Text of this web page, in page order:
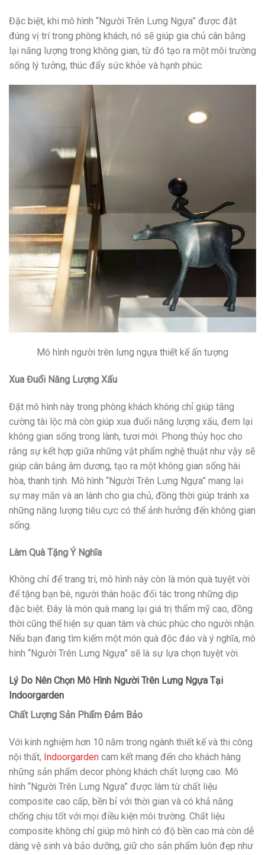
Đặc biệt, khi mô hình “Người Trên Lưng Ngựa” được đặt
đúng vị trí trong phòng khách, nó sẽ giúp gia chủ cân bằng
lại năng lượng trong không gian, từ đó tạo ra một môi trường
sống lý tưởng, thúc đẩy sức khỏe và hạnh phúc.
Mô hình người trên lưng ngựa thiết kế ấn tượng
Xua Đuổi Năng Lượng Xấu
Đặt mô hình này trong phòng khách không chỉ giúp tăng
cường tài lộc mà còn giúp xua đuổi năng lượng xấu, đem lại
không gian sống trong lành, tươi mới. Phong thủy học cho
rằng sự kết hợp giữa những vật phẩm nghệ thuật như vậy sẽ
giúp cân bằng âm dương, tạo ra một không gian sống hài
hòa, thanh tịnh. Mô hình “Người Trên Lưng Ngựa” mang lại
sự may mắn và an lành cho gia chủ, đồng thời giúp tránh xa
những năng lượng tiêu cực có thể ảnh hưởng đến không gian
sống.
Làm Quà Tặng Ý Nghĩa
Không chỉ để trang trí, mô hình này còn là món quà tuyệt vời
để tặng bạn bè, người thân hoặc đối tác trong những dịp
đặc biệt. Đây là món quà mang lại giá trị thẩm mỹ cao, đồng
thời cũng thể hiện sự quan tâm và chúc phúc cho người nhận.
Nếu bạn đang tìm kiếm một món quà độc đáo và ý nghĩa, mô
hình “Người Trên Lưng Ngựa” sẽ là sự lựa chọn tuyệt vời.
Lý Do Nên Chọn Mô Hình Người Trên Lưng Ngựa Tại
Indoorgarden
Chất Lượng Sản Phẩm Đảm Bảo
Với kinh nghiệm hơn 10 năm trong ngành thiết kế và thi công
nội thất, Indoorgarden cam kết mang đến cho khách hàng
những sản phẩm decor phòng khách chất lượng cao. Mô
hình “Người Trên Lưng Ngựa” được làm từ chất liệu
composite cao cấp, bền bỉ với thời gian và có khả năng
chống chịu tốt với mọi điều kiện môi trường. Chất liệu
composite không chỉ giúp mô hình có độ bền cao mà còn dễ
dàng vệ sinh và bảo dưỡng, giữ cho sản phẩm luôn đẹp như